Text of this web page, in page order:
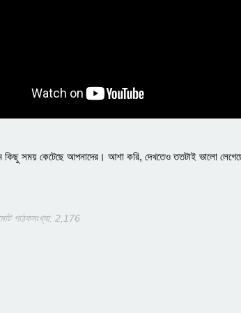
কিছু সময় কেটেছে আপনাদের। আশা করি, দেখতেও ততটাই ভালো
পাঠকসংখ্যা: 2,176